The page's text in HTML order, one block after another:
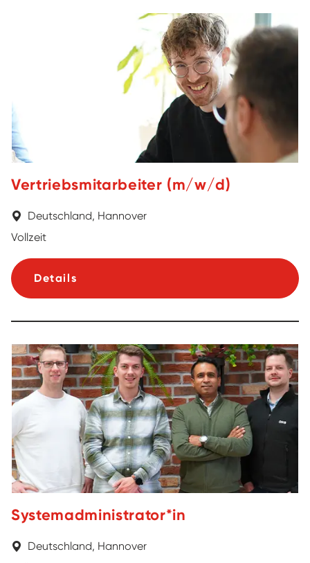
Vertriebsmitarbeiter (m/w/d)
Deutschland, Hannover
Vollzeit
Details
Systemadministrator*in
Deutschland, Hannover